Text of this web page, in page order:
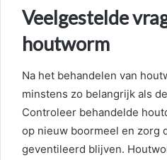
Veelgestelde
houtworm
Na het behandelen van
minstens zo belangrijk als
Controleer behandelde
op nieuw boormeel en zorg
geventileerd blijven.